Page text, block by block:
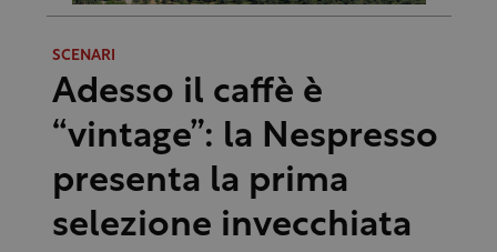
SCENARI
Adesso il caffè è
“vintage”: la Nespresso
presenta la prima
selezione invecchiata